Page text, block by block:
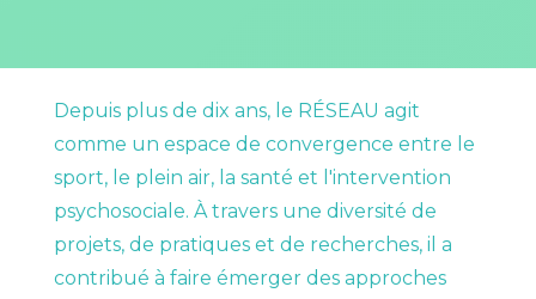
Équipe projet sport
Équipe projet colloque
Publications
Base de données
Événements
Contact
Depuis plus de dix ans, le RÉSEAU agit
comme un espace de convergence entre le
sport, le plein air, la santé et l'intervention
psychosociale. À travers une diversité de
projets, de pratiques et de recherches, il a
contribué à faire émerger des approches